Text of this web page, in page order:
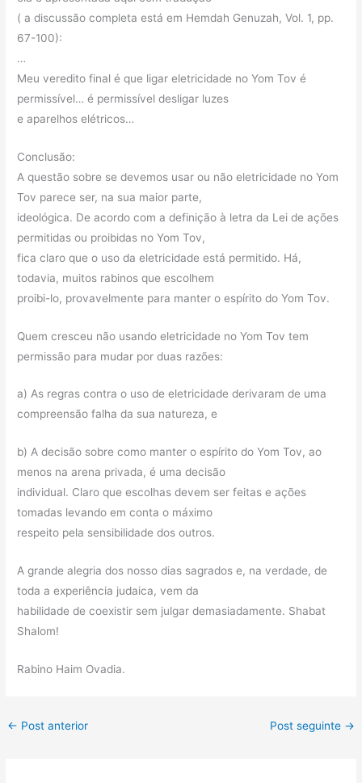
( a discussão completa está em Hemdah Genuzah, Vol. 1, pp.
67-100):
…
Meu veredito final é que ligar eletricidade no Yom Tov é
permissível… é permissível desligar luzes
e aparelhos elétricos…
Conclusão:
A questão sobre se devemos usar ou não eletricidade no Yom
Tov parece ser, na sua maior parte,
ideológica. De acordo com a definição à letra da Lei de ações
permitidas ou proibidas no Yom Tov,
fica claro que o uso da eletricidade está permitido. Há,
todavia, muitos rabinos que escolhem
proibi-lo, provavelmente para manter o espírito do Yom Tov.
Quem cresceu não usando eletricidade no Yom Tov tem
permissão para mudar por duas razões:
a) As regras contra o uso de eletricidade derivaram de uma
compreensão falha da sua natureza, e
b) A decisão sobre como manter o espírito do Yom Tov, ao
menos na arena privada, é uma decisão
individual. Claro que escolhas devem ser feitas e ações
tomadas levando em conta o máximo
respeito pela sensibilidade dos outros.
A grande alegria dos nosso dias sagrados e, na verdade, de
toda a experiência judaica, vem da
habilidade de coexistir sem julgar demasiadamente. Shabat
Shalom!
Rabino Haim Ovadia.
← Post anterior Post seguinte →